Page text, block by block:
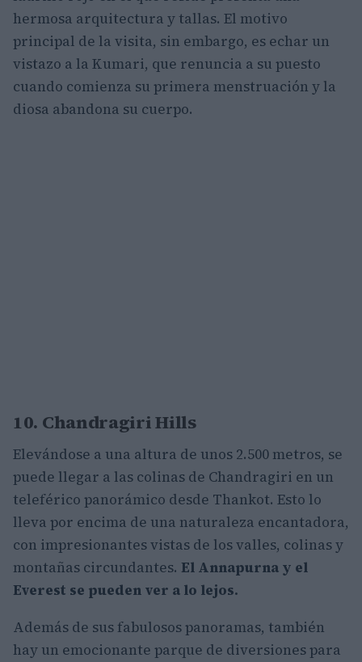
hermosa arquitectura y tallas. El motivo
principal de la visita, sin embargo, es echar un
vistazo a la Kumari, que renuncia a su puesto
cuando comienza su primera menstruación y la
diosa abandona su cuerpo.
10. Chandragiri Hills
Elevándose a una altura de unos 2.500 metros, se
puede llegar a las colinas de Chandragiri en un
teleférico panorámico desde Thankot. Esto lo
lleva por encima de una naturaleza encantadora,
con impresionantes vistas de los valles, colinas y
montañas circundantes. El Annapurna y el
Everest se pueden ver a lo lejos.
Además de sus fabulosos panoramas, también
hay un emocionante parque de diversiones para